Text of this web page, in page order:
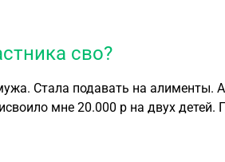
сво?
Стала подавать на алименты.
мне 20.000 р на двух детей.